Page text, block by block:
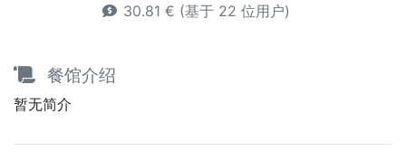
30.81 € (基于 22 位用户)
餐馆介绍
暂无简介